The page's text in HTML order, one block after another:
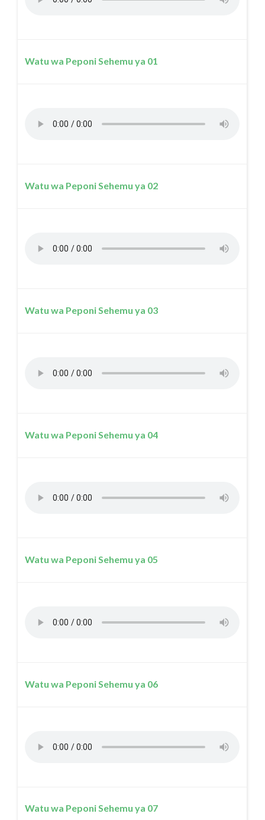
Watu wa Peponi Sehemu ya 01
Watu wa Peponi Sehemu ya 02
Watu wa Peponi Sehemu ya 03
Watu wa Peponi Sehemu ya 04
Watu wa Peponi Sehemu ya 05
Watu wa Peponi Sehemu ya 06
Watu wa Peponi Sehemu ya 07